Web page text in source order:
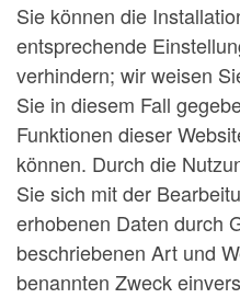
Sie können die
entsprechende
verhindern; wir weisen
Sie in diesem Fall
Funktionen dieser
können. Durch die
Sie sich mit der
erhobenen Daten durch
beschriebenen Art und
benannten Zweck